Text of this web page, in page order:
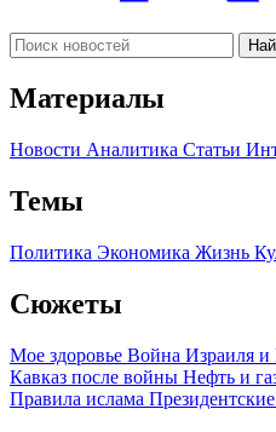
Материалы
Новости Аналитика Статьи
Темы
Политика Экономика Жизнь
Сюжеты
Мое здоровье Война Израиля и
Кавказ после войны Нефть и
Правила ислама